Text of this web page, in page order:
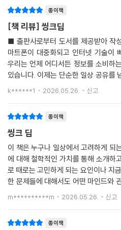
종이책
[책 리뷰] 씽크딥
■ 출판사로부터 도서를 제공받아 작
마트폰이 대중화되고 인터넷 기술이
우리는 언제 어디서든 정보를 소비하
있습니다. 이제는 단순한 일상 공유를
치, 경제까지 실시간으로 접할 수 있
k******1 2026.05.26. 신고
종이책
씽크 딥
이 책은 누구나 일상에서 고려하게 되
에 대해 철학적인 가치를 통해 소개하
로 때로는 고민하게 되는 요인이나 지
한 문제들에 대해서도 어떤 마인드와
거나 관련한 주도권 등을 가져야 하는
m**********m 2026.05.26. 신고
종이책